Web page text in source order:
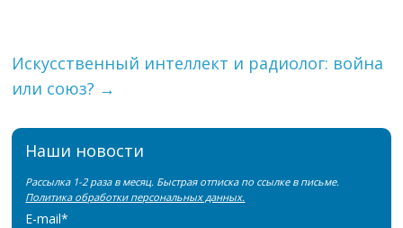
Искусственный интеллект и радиолог: война
или союз? →
Наши новости
Рассылка 1-2 раза в месяц. Быстрая отписка по ссылке в письме.
Политика обработки персональных данных.
E-mail*